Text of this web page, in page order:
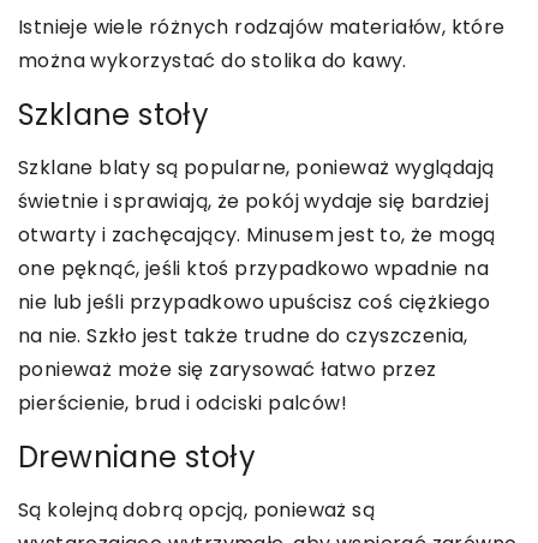
Istnieje wiele różnych rodzajów materiałów, które
można wykorzystać do stolika do kawy.
Szklane stoły
Szklane blaty są popularne, ponieważ wyglądają
świetnie i sprawiają, że pokój wydaje się bardziej
otwarty i zachęcający. Minusem jest to, że mogą
one pęknąć, jeśli ktoś przypadkowo wpadnie na
nie lub jeśli przypadkowo upuścisz coś ciężkiego
na nie. Szkło jest także trudne do czyszczenia,
ponieważ może się zarysować łatwo przez
pierścienie, brud i odciski palców!
Drewniane stoły
Są kolejną dobrą opcją, ponieważ są